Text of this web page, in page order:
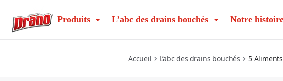
Produits L’abc des drains bouchés Notre histoire
Accueil L’abc des drains bouchés 5